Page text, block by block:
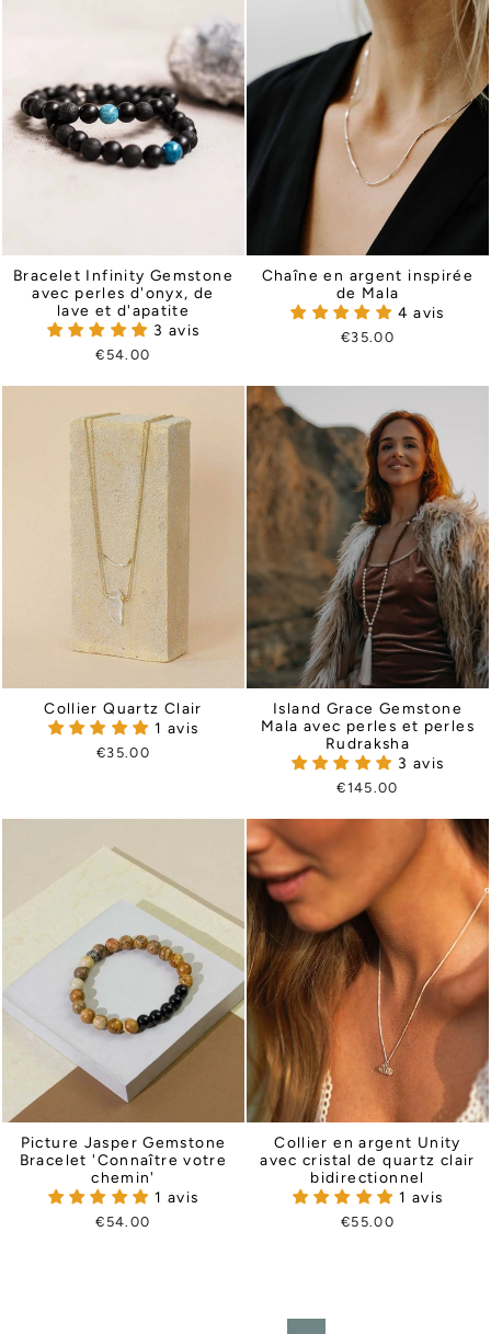
Bracelet Infinity Gemstone
avec perles d'onyx, de
lave et d'apatite
3 avis
€54.00
Chaîne en argent inspirée
de Mala
4 avis
€35.00
Collier Quartz Clair
1 avis
€35.00
Island Grace Gemstone
Mala avec perles et perles
Rudraksha
3 avis
€145.00
Picture Jasper Gemstone
Bracelet 'Connaître votre
chemin'
1 avis
€54.00
Collier en argent Unity
avec cristal de quartz clair
bidirectionnel
1 avis
€55.00